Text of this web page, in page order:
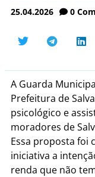
25.04.2026 0
A Guarda
Prefeitura de
psicológico e
moradores de
Essa proposta foi
iniciativa a
renda que não